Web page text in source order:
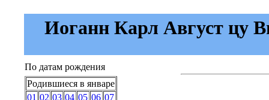
Иоганн Карл Август цу
По датам рождения
Родившиеся в январе
01 02 03 04 05 06 07